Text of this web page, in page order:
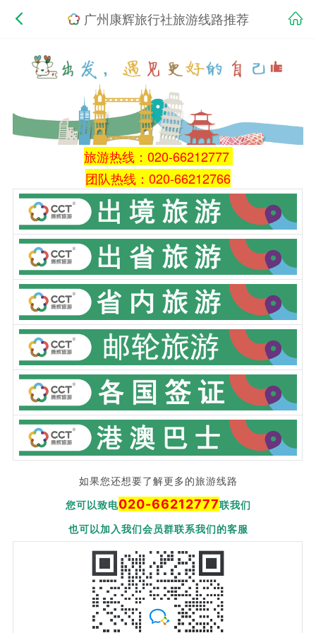
广州康辉旅行社旅游线路推荐
旅游热线：020-66212777
团队热线：020-66212766
如果您还想要了解更多的旅游线路
您可以致电020-66212777联我们
也可以加入我们会员群联系我们的客服